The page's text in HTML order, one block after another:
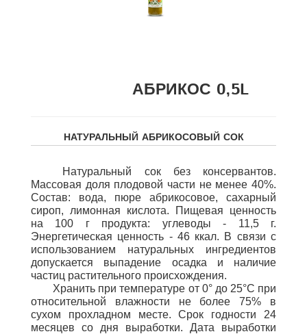
АБРИКОС 0,5L
НАТУРАЛЬНЫЙ АБРИКОСОВЫЙ СОК
Натуральный сок без консервантов.
Массовая доля плодовой части не менее 40%.
Состав: вода, пюре абрикосовое, сахарный
сироп, лимонная кислота. Пищевая ценность
на 100 г продукта: углеводы - 11,5 г.
Энергетическая ценность - 46 ккал. В связи с
использованием натуральных ингредиентов
допускается выпадение осадка и наличие
частиц растительного происхождения.
Хранить при температуре от 0° до 25°С при
относительной влажности не более 75% в
сухом прохладном месте. Срок годности 24
месяцев со дня выработки. Дата выработки